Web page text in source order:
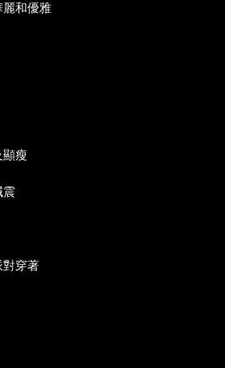
和優雅
顯瘦
震
對穿著